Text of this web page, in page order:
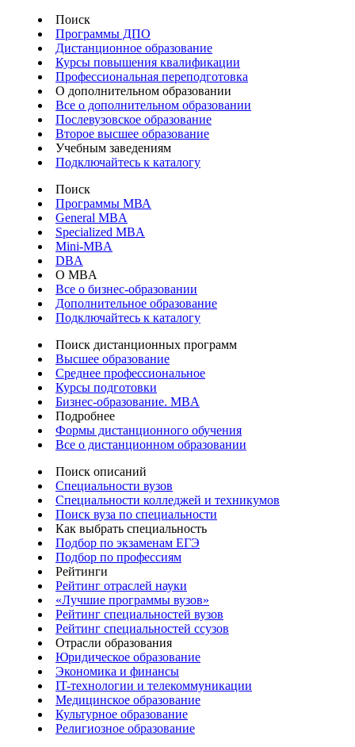
Поиск
Программы ДПО
Дистанционное образование
Курсы повышения квалификации
Профессиональная переподготовка
О дополнительном образовании
Все о дополнительном образовании
Послевузовское образование
Второе высшее образование
Учебным заведениям
Подключайтесь к каталогу
Поиск
Программы МВА
General MBA
Specialized MBA
Mini-MBA
DBA
О MBA
Все о бизнес-образовании
Дополнительное образование
Подключайтесь к каталогу
Поиск дистанционных программ
Высшее образование
Среднее профессиональное
Курсы подготовки
Бизнес-образование. MBA
Подробнее
Формы дистанционного обучения
Все о дистанционном образовании
Поиск описаний
Специальности вузов
Специальности колледжей и техникумов
Поиск вуза по специальности
Как выбрать специальность
Подбор по экзаменам ЕГЭ
Подбор по профессиям
Рейтинги
Рейтинг отраслей науки
«Лучшие программы вузов»
Рейтинг специальностей вузов
Рейтинг специальностей ссузов
Отрасли образования
Юридическое образование
Экономика и финансы
IT-технологии и телекоммуникации
Медицинское образование
Культурное образование
Религиозное образование